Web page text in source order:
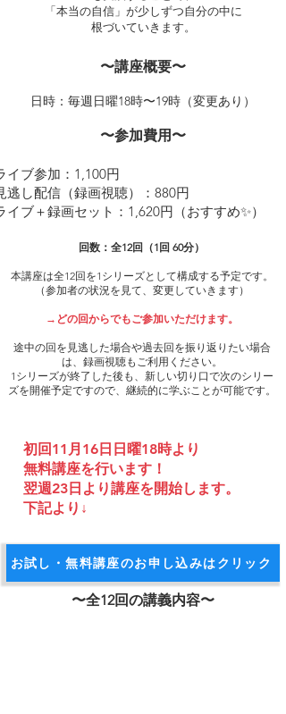
「本当の自信」が少しずつ自分の中に
根づいていきます。
​〜講座概要〜
​日時：毎週日曜18時〜19時（変更あり）
​〜参加費用〜
イブ参加：1,100円
逃し配信（録画視聴）：880円
イブ＋録画セット：1,620円（おすすめ✨）
回数：全12回（1回 60分）
本講座は全12回を1シリーズとして構成する予定です。
（参加者の状況を見て、変更していきます）
→どの回からでもご参加いただけます。
途中の回を見逃した場合や過去回を振り返りたい場合
は、録画視聴もご利用ください。
1シリーズが終了した後も、新しい切り口で次のシリー
ズを開催予定ですので、継続的に学ぶことが可能です。
​初回11月16日日曜18時より
無料講座を行います！
翌週23日より講座を開始します。
下記より↓
お試し・無料講座のお申し込みはクリック
〜全​12回の講義内容〜